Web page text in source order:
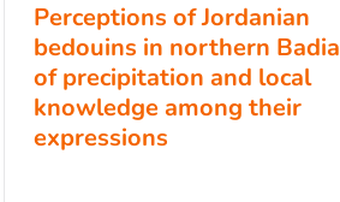
Perceptions of Jordanian
bedouins in northern Badia
of precipitation and local
knowledge among their
expressions